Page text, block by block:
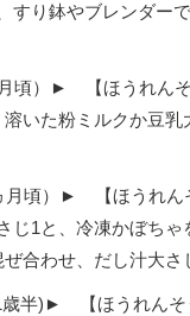
すり鉢やブレンダー
頃）► 【ほうれん
いた粉ミルクか豆乳
月頃）► 【ほうれん
じ1と、冷凍かぼちゃ
合わせ、だし汁大さ
歳半)► 【ほうれんそ